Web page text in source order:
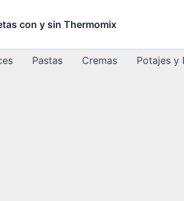
con y sin Thermomix
Pastas Cremas Potajes y